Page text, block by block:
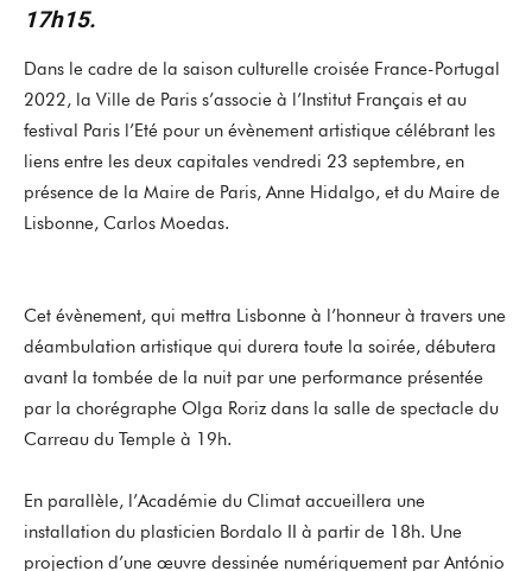
17h15.
Dans le cadre de la saison culturelle croisée France-Portugal
2022, la Ville de Paris s’associe à l’Institut Français et au
festival Paris l’Eté pour un évènement artistique célébrant les
liens entre les deux capitales vendredi 23 septembre, en
présence de la Maire de Paris, Anne Hidalgo, et du Maire de
Lisbonne, Carlos Moedas.
Cet évènement, qui mettra Lisbonne à l’honneur à travers une
déambulation artistique qui durera toute la soirée, débutera
avant la tombée de la nuit par une performance présentée
par la chorégraphe Olga Roriz dans la salle de spectacle du
Carreau du Temple à 19h.
En parallèle, l’Académie du Climat accueillera une
installation du plasticien Bordalo II à partir de 18h. Une
projection d’une œuvre dessinée numériquement par António